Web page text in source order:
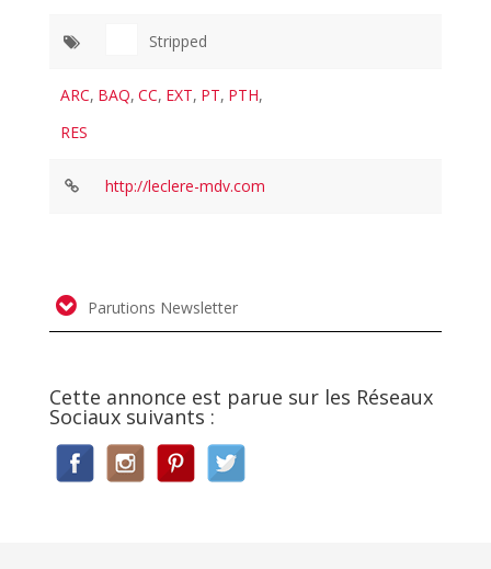
Stripped
ARC, BAQ, CC, EXT, PT, PTH,
RES
http://leclere-mdv.com
Parutions Newsletter
Cette annonce est parue sur les Réseaux
Sociaux suivants :